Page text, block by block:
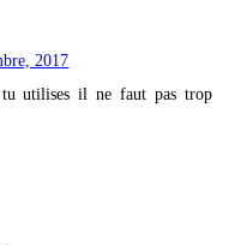
2017
tu utilises il ne faut pas trop